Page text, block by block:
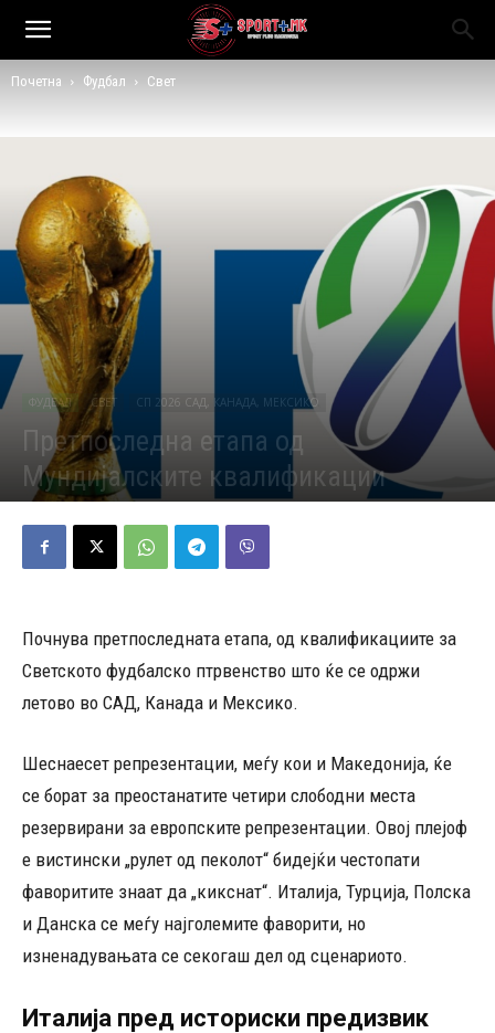
Почетна Фудбал Свет
ФУДБАЛ СВЕТ СП 2026 САД, КАНАДА, МЕКСИКО
Претпоследна етапа од
Мундијалските квалификации
Почнува претпоследната етапа, од квалификациите за
Светското фудбалско птрвенство што ќе се одржи
летово во САД, Канада и Мексико.
Шеснаесет репрезентации, меѓу кои и Македонија, ќе
се борат за преостанатите четири слободни места
резервирани за европските репрезентации. Овој плејоф
е вистински „рулет од пеколот“ бидејќи честопати
фаворитите знаат да „кикснат“. Италија, Турција, Полска
и Данска се меѓу најголемите фаворити, но
изненадувањата се секогаш дел од сценариото.
Италија пред историски предизвик